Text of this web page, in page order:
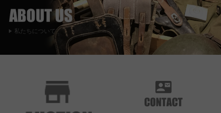
私たちについて